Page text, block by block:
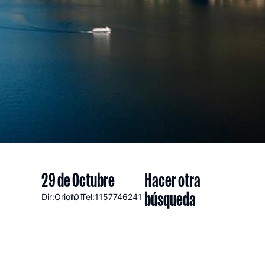
29 de Octubre
Dir:Orion101Tel:1157746241
Hacer otra
búsqueda